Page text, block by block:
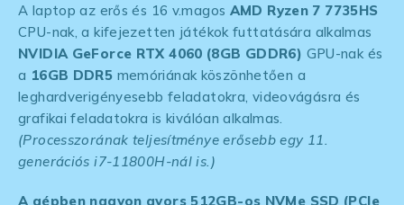
A laptop az erős és 16 v.magos AMD Ryzen 7 7735HS
CPU-nak, a kifejezetten játékok futtatására alkalmas
NVIDIA GeForce RTX 4060 (8GB GDDR6) GPU-nak és
a 16GB DDR5 memóriának köszönhetően a
leghardverigényesebb feladatokra, videovágásra és
grafikai feladatokra is kiválóan alkalmas.
(Processzorának teljesítménye erősebb egy 11.
generációs i7-11800H-nál is.)
A gépben nagyon gyors 512GB-os NVMe SSD (PCIe